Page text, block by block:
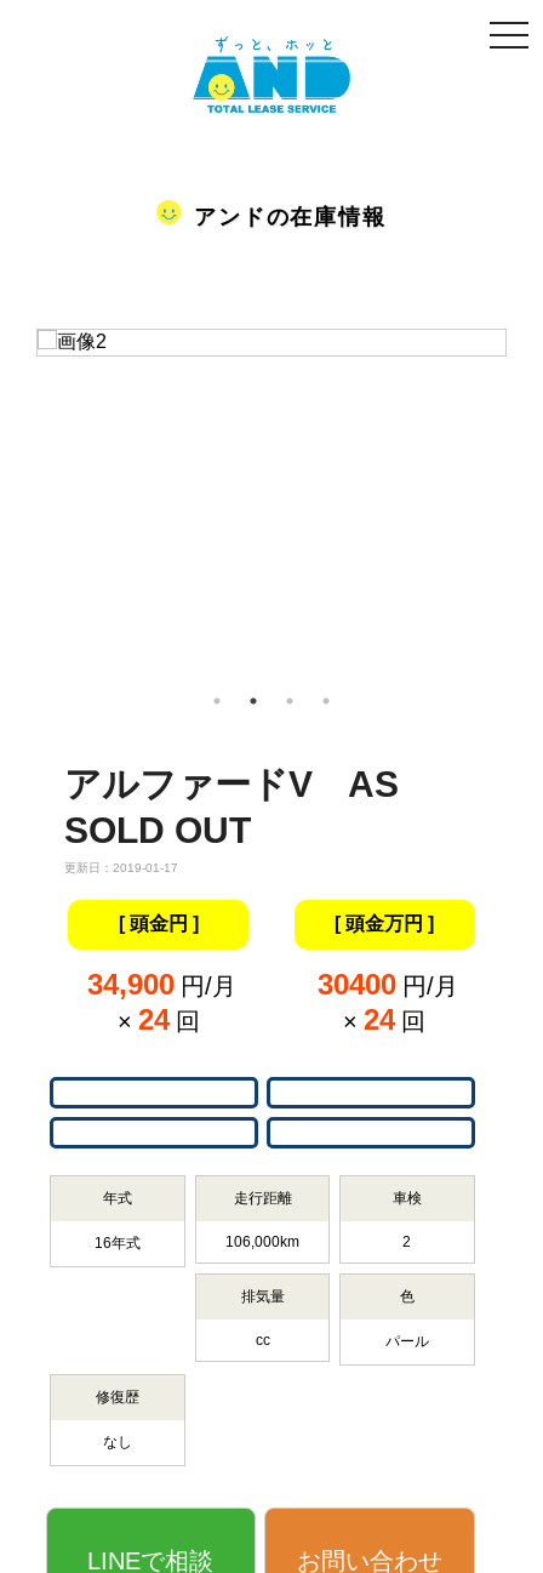
アンドの在庫情報
アルファードV AS
SOLD OUT
更新日：2019-01-17
[ 頭金円 ]
34,900 円/月
× 24 回
[ 頭金万円 ]
30400 円/月
× 24 回
年式
16年式
走行距離
106,000km
車検
2
排気量
cc
色
パール
修復歴
なし
LINEで相談 お問い合わせ